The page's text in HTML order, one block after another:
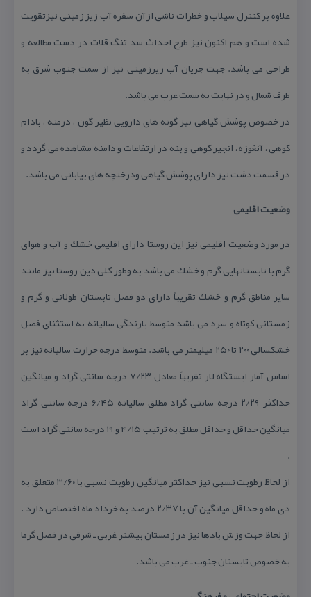
علاوه بر كنترل سیلاب و خطرات ناشی ازآن سفره آب زیز زمینی نیزتقویت
شده است و هم اكنون نیز طرح احداث سد تنگ قلات در دست مطالعه و
طراحی می باشد. جهت جریان آب زیرزمینی نیز از سمت جنوب شرق به
طرف شمال و در نهایت به سمت غرب می باشد.
در خصوص پوشش گیاهی نیز گونه های دارویی نظیر گون ، درمنه ، بادام
كوهی ، آنغوزه ، انجیر كوهی و بنه در ارتفاعات و دامنه مشاهده می گردد و
در قسمت دشت نیز دارای پوشش گیاهی ودرختچه های بیابانی می باشد.
وضعیت اقلیمی
در مورد وضعیت اقلیمی نیز این روستا دارای اقلیمی خشك و آب و هوای
گرم با تابستانهایی گرم و خشك می باشد به وطور كلی دین روستا نیز مانند
سایر مناطق گرم و خشك تقریباً دارای دو فصل تابستان طولانی و گرم و
زمستانی كوتاه و سرد می باشد متوسط بارندگی سالیانه به استثنای فصل
خشكسالی ۲۰۰ تا ۲۵۰ میلیمتر می باشد. متوسط درجه حرارت سالیانه نیز بر
اساس آمار ایستگاه لار تقریباً معادل ۷/۲۳ درجه سانتی گراد و میانگین
حداكثر ۲/۲۹ درجه سانتی گراد مطلق سالیانه ۶/۴۵ درجه سانتی گراد
میانگین حداقل و حداقل مطلق به ترتیب ۴/۱۵ و ۱۹ درجه سانتی گراد است
.
از لحاظ رطوبت نسبی نیز حداكثر میانگین رطوبت نسبی با ۳/۶۰ متعلق به
دی ماه و حداقل میانگین آن با ۲/۳۷ درصد به خرداد ماه اختصاص دارد .
از لحاظ جهت وزش بادها نیز در زمستان بیشتر غربی ـ شرقی در فصل گرما
به خصوص تابستان جنوب ـ غرب می باشد.